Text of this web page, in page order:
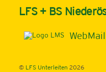
LFS + BS
WebMail
© LFS Unterleiten 2026